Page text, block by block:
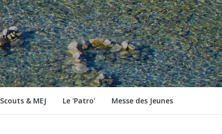
Scouts & MEJ Le 'Patro' Messe des Jeunes